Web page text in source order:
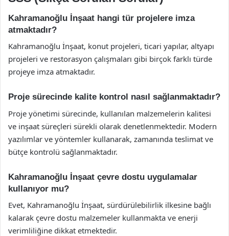
Kahramanoğlu İnşaat hangi tür projelere imza
atmaktadır?
Kahramanoğlu İnşaat, konut projeleri, ticari yapılar, altyapı
projeleri ve restorasyon çalışmaları gibi birçok farklı türde
projeye imza atmaktadır.
Proje sürecinde kalite kontrol nasıl sağlanmaktadır?
Proje yönetimi sürecinde, kullanılan malzemelerin kalitesi
ve inşaat süreçleri sürekli olarak denetlenmektedir. Modern
yazılımlar ve yöntemler kullanarak, zamanında teslimat ve
bütçe kontrolü sağlanmaktadır.
Kahramanoğlu İnşaat çevre dostu uygulamalar
kullanıyor mu?
Evet, Kahramanoğlu İnşaat, sürdürülebilirlik ilkesine bağlı
kalarak çevre dostu malzemeler kullanmakta ve enerji
verimliliğine dikkat etmektedir.